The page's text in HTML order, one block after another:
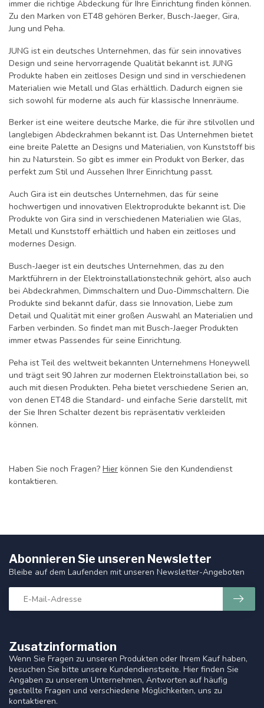
immer die richtige Abdeckung für Ihre Einrichtung finden können.
Zu den Marken von ET48 gehören Berker, Busch-Jaeger, Gira,
Jung und Peha.
JUNG ist ein deutsches Unternehmen, das für sein innovatives
Design und seine hervorragende Qualität bekannt ist. JUNG
Produkte haben ein zeitloses Design und sind in verschiedenen
Materialien wie Metall und Glas erhältlich. Dadurch eignen sie
sich sowohl für moderne als auch für klassische Innenräume.
Berker ist eine weitere deutsche Marke, die für ihre stilvollen und
langlebigen Abdeckrahmen bekannt ist. Das Unternehmen bietet
eine breite Palette an Designs und Materialien, von Kunststoff bis
hin zu Naturstein. So gibt es immer ein Produkt von Berker, das
perfekt zum Stil und Aussehen Ihrer Einrichtung passt.
Auch Gira ist ein deutsches Unternehmen, das für seine
hochwertigen und innovativen Elektroprodukte bekannt ist. Die
Produkte von Gira sind in verschiedenen Materialien wie Glas,
Metall und Kunststoff erhältlich und haben ein zeitloses und
modernes Design.
Busch-Jaeger ist ein deutsches Unternehmen, das zu den
Marktführern in der Elektroinstallationstechnik gehört, also auch
bei Abdeckrahmen, Dimmschaltern und Duo-Dimmschaltern. Die
Produkte sind bekannt dafür, dass sie Innovation, Liebe zum
Detail und Qualität mit einer großen Auswahl an Materialien und
Farben verbinden. So findet man mit Busch-Jaeger Produkten
immer etwas Passendes für seine Einrichtung.
Peha ist Teil des weltweit bekannten Unternehmens Honeywell
und trägt seit 90 Jahren zur modernen Elektroinstallation bei, so
auch mit diesen Produkten. Peha bietet verschiedene Serien an,
von denen ET48 die Standard- und einfache Serie darstellt, mit
der Sie Ihren Schalter dezent bis repräsentativ verkleiden
können.
Haben Sie noch Fragen? Hier können Sie den Kundendienst
kontaktieren.
Zusatzinformation
Wenn Sie Fragen zu unseren Produkten oder Ihrem Kauf haben,
besuchen Sie bitte unsere Kundendienstseite. Hier finden Sie
Angaben zu unserem Unternehmen, Antworten auf häufig
gestellte Fragen und verschiedene Möglichkeiten, uns zu
kontaktieren.
Abonnieren Sie unseren Newsletter
Bleibe auf dem Laufenden mit unseren Newsletter-Angeboten